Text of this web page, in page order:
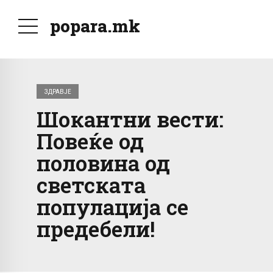
popara.mk
ЗДРАВЈЕ
Шокантни вести:
Повеќе од
половина од
светската
популација се
предебели!